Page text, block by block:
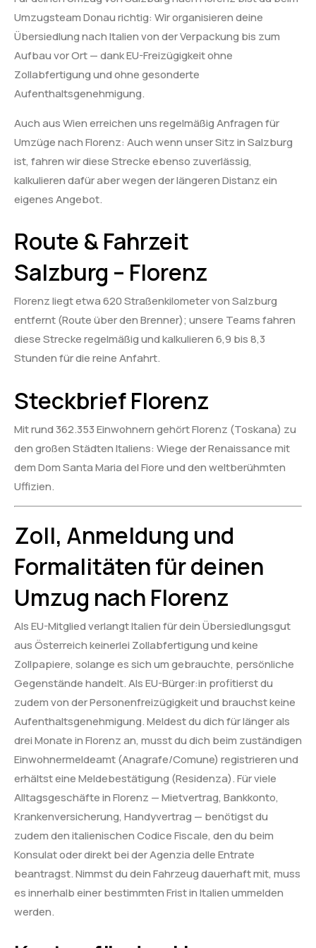
Umzugsteam Donau richtig: Wir organisieren deine
Übersiedlung nach Italien von der Verpackung bis zum
Aufbau vor Ort — dank EU-Freizügigkeit ohne
Zollabfertigung und ohne gesonderte
Aufenthaltsgenehmigung.
Auch aus Wien erreichen uns regelmäßig Anfragen für
Umzüge nach Florenz: Auch wenn unser Sitz in Salzburg
ist, fahren wir diese Strecke ebenso zuverlässig,
kalkulieren dafür aber wegen der längeren Distanz ein
eigenes Angebot.
Route & Fahrzeit
Salzburg – Florenz
Florenz liegt etwa 620 Straßenkilometer von Salzburg
entfernt (Route über den Brenner); unsere Teams fahren
diese Strecke regelmäßig und kalkulieren 6,9 bis 8,3
Stunden für die reine Anfahrt.
Steckbrief Florenz
Mit rund 362.353 Einwohnern gehört Florenz (Toskana) zu
den großen Städten Italiens: Wiege der Renaissance mit
dem Dom Santa Maria del Fiore und den weltberühmten
Uffizien.
Zoll, Anmeldung und
Formalitäten für deinen
Umzug nach Florenz
Als EU-Mitglied verlangt Italien für dein Übersiedlungsgut
aus Österreich keinerlei Zollabfertigung und keine
Zollpapiere, solange es sich um gebrauchte, persönliche
Gegenstände handelt. Als EU-Bürger:in profitierst du
zudem von der Personenfreizügigkeit und brauchst keine
Aufenthaltsgenehmigung. Meldest du dich für länger als
drei Monate in Florenz an, musst du dich beim zuständigen
Einwohnermeldeamt (Anagrafe/Comune) registrieren und
erhältst eine Meldebestätigung (Residenza). Für viele
Alltagsgeschäfte in Florenz — Mietvertrag, Bankkonto,
Krankenversicherung, Handyvertrag — benötigst du
zudem den italienischen Codice Fiscale, den du beim
Konsulat oder direkt bei der Agenzia delle Entrate
beantragst. Nimmst du dein Fahrzeug dauerhaft mit, muss
es innerhalb einer bestimmten Frist in Italien ummelden
werden.